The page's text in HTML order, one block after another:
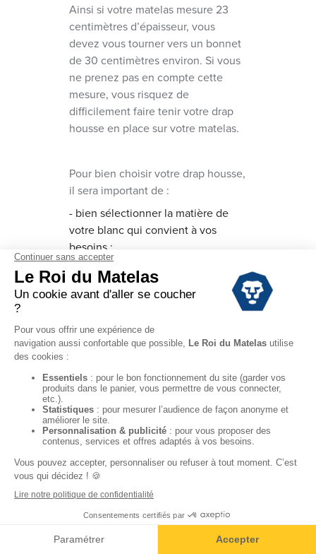
Ainsi si votre matelas mesure 23
centimètres d’épaisseur, vous
devez vous tourner vers un bonnet
de 30 centimètres environ. Si vous
ne prenez pas en compte cette
mesure, vous risquez de
difficilement faire tenir votre drap
housse en place sur votre matelas.
Pour bien choisir votre drap housse,
il sera important de :
- bien sélectionner la matière de
votre blanc qui convient à vos
besoins ;
- opter pour un modèle adapté à
votre matelas ;
- bien prendre en compte la taille
bonnet.
une bonne qualité pour votre linge
de lit. Enfin, chez Le Roi du Matelas,
nos draps housses sont fabriqués
en France, tout comme nos matelas
et sommiers. Nos techniques de
fabrication vous offrent un excellent
bien-être et vous assurent une
tenue optimale dans le temps.
Découvrez notre sélection en stock
en magasin ou sur notre site
leroidumatelas.fr disponible à la